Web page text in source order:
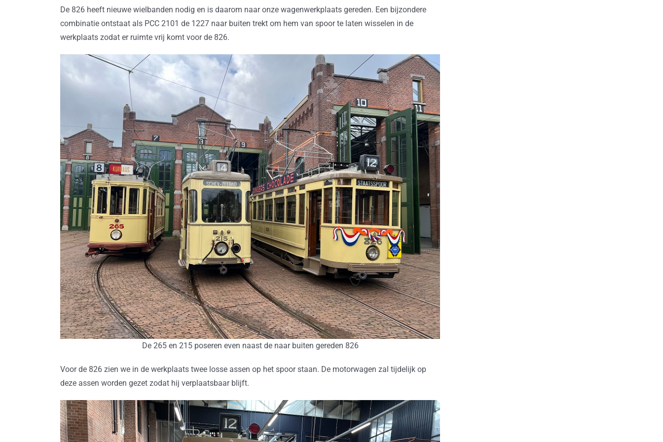
De 826 heeft nieuwe wielbanden nodig en is daarom naar onze wagenwerkplaats gereden. Een bijzondere
combinatie ontstaat als PCC 2101 de 1227 naar buiten trekt om hem van spoor te laten wisselen in de
werkplaats zodat er ruimte vrij komt voor de 826.
De 265 en 215 poseren even naast de naar buiten gereden 826
Voor de 826 zien we in de werkplaats twee losse assen op het spoor staan. De motorwagen zal tijdelijk op
deze assen worden gezet zodat hij verplaatsbaar blijft.